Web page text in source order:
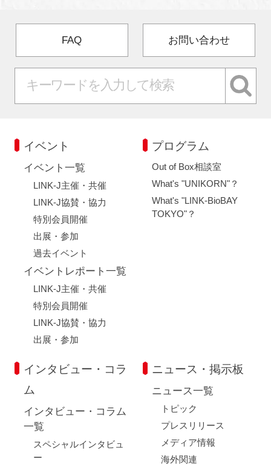
FAQ お問い合わせ
イベント
イベント一覧
LINK-J主催・共催
LINK-J協賛・協力
特別会員開催
出展・参加
過去イベント
イベントレポート一覧
LINK-J主催・共催
特別会員開催
LINK-J協賛・協力
出展・参加
プログラム
Out of Box相談室
What's "UNIKORN"？
What's "LINK-BioBAY
TOKYO"？
インタビュー・コラ
ム
インタビュー・コラム
一覧
スペシャルインタビュ
ー
ニュース・掲示板
ニュース一覧
トピック
プレスリリース
メディア情報
海外関連